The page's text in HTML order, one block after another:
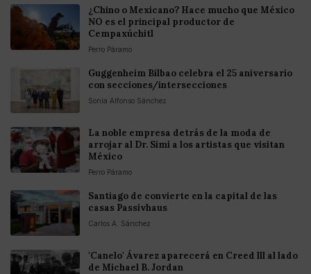
¿Chino o Mexicano? Hace mucho que México
NO es el principal productor de
Cempaxúchitl
Perro Páramo
Guggenheim Bilbao celebra el 25 aniversario
con secciones/intersecciones
Sonia Alfonso Sánchez
La noble empresa detrás de la moda de
arrojar al Dr. Simi a los artistas que visitan
México
Perro Páramo
Santiago de convierte en la capital de las
casas Passivhaus
Carlos A. Sánchez
'Canelo' Ávarez aparecerá en Creed lll al lado
de Michael B. Jordan